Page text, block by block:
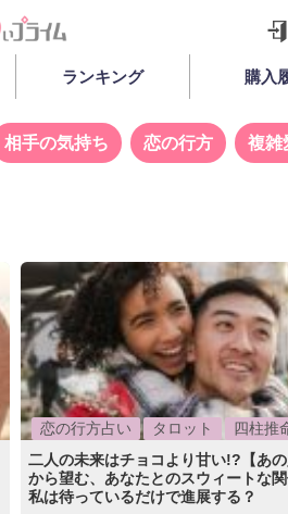
ランキング 購入
相手の気持ち 恋の行方 複雑
恋の行方占い タロット
四柱推
二人の未来はチョコより甘い!?【あ
から望む、あなたとのスウィートな
私は待っているだけで進展する？